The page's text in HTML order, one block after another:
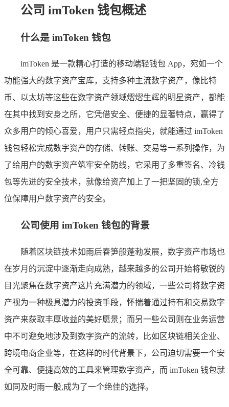
公司 imToken 钱包概述
什么是 imToken 钱包
imToken 是一款精心打造的移动端轻钱包 App，宛如一个
功能强大的数字资产宝库，支持多种主流数字资产，像比特
币、以太坊等这些在数字资产领域熠熠生辉的明星资产，都能
在其中找到安身之所，它凭借安全、便捷的显著特点，赢得了
众多用户的倾心喜爱，用户只需轻点指尖，就能通过 imToken
钱包轻松完成数字资产的存储、转账、交易等一系列操作，为
了给用户的数字资产筑牢安全防线，它采用了多重签名、冷钱
包等先进的安全技术，就像给资产加上了一把坚固的锁,全方
位保障用户数字资产的安全。
公司使用 imToken 钱包的背景
随着区块链技术如雨后春笋般蓬勃发展，数字资产市场也
在岁月的沉淀中逐渐走向成熟，越来越多的公司开始将敏锐的
目光聚焦在数字资产这片充满潜力的领域，一些公司将数字资
产视为一种极具潜力的投资手段，怀揣着通过持有和交易数字
资产来获取丰厚收益的美好愿景；而另一些公司则在业务运营
中不可避免地涉及到数字资产的流转，比如区块链相关企业、
跨境电商企业等，在这样的时代背景下，公司迫切需要一个安
全可靠、便捷高效的工具来管理数字资产，而 imToken 钱包就
如同及时雨一般,成为了一个绝佳的选择。